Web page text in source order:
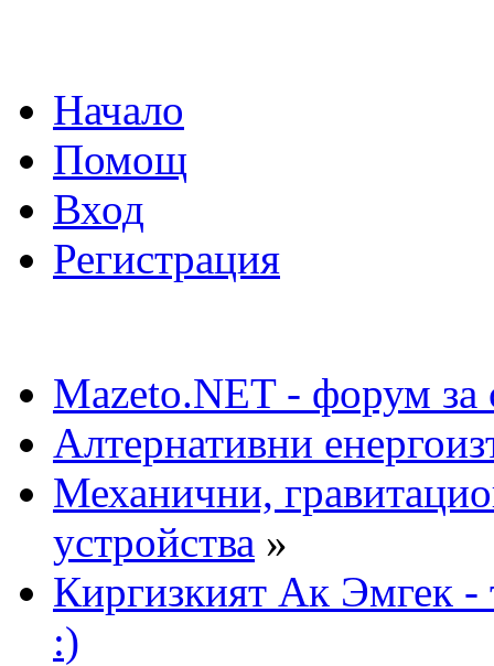
Начало
Помощ
Вход
Регистрация
Mazeto.NET - форум за
Алтернативни
Механични,
устройства »
Киргизкият Ак Эмгек -
:)